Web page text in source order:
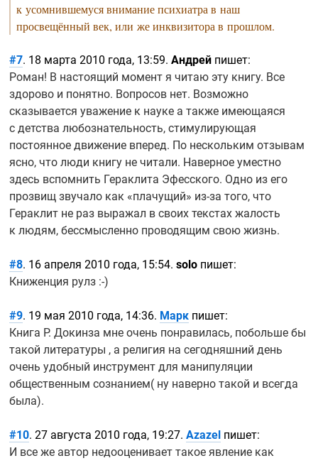
к усомнившемуся внимание психиатра в наш
просвещённый век, или же инквизитора в прошлом.
#7. 18 марта 2010 года, 13:59.Андрей пишет:
Роман! В настоящий момент я читаю эту книгу. Все
здорово и понятно. Вопросов нет. Возможно
сказывается уважение к науке а также имеющаяся
с детства любознательность, стимулирующая
постоянное движение вперед. По нескольким отзывам
ясно, что люди книгу не читали. Наверное уместно
здесь вспомнить Гераклита Эфесского. Одно из его
прозвищ звучало как «плачущий» из-за того, что
Гераклит не раз выражал в своих текстах жалость
к людям, бессмысленно проводящим свою жизнь.
#8. 16 апреля 2010 года, 15:54.solo пишет:
Книженция рулз :-)
#9. 19 мая 2010 года, 14:36. Марк пишет:
Книга Р. Докинза мне очень понравилась, побольше бы
такой литературы , а религия на сегодняшний день
очень удобный инструмент для манипуляции
общественным сознанием( ну наверно такой и всегда
была).
#10. 27 августа 2010 года, 19:27.Azazel пишет:
И все же автор недооценивает такое явление как